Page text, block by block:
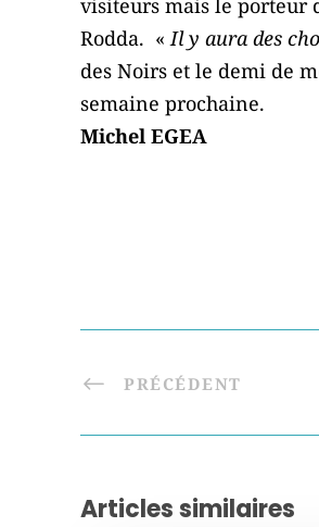
visiteurs mais le porteur
Rodda. «Il y aura des
des Noirs et le demi de
semaine prochaine.
Michel EGEA
PRÉCÉDENT
Articles similaires